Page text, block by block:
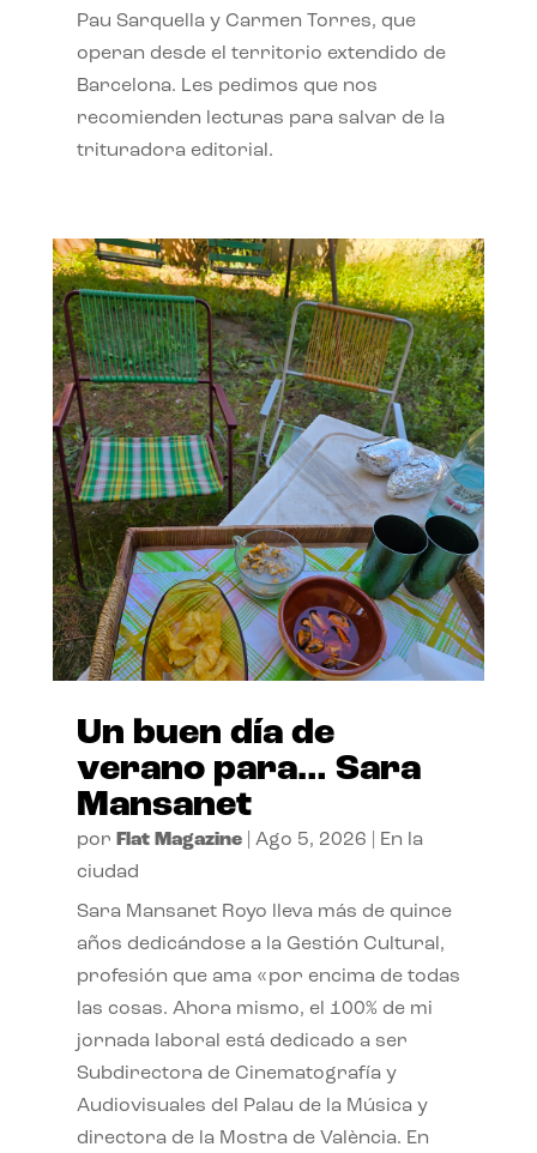
Pau Sarquella y Carmen Torres, que
operan desde el territorio extendido de
Barcelona. Les pedimos que nos
recomienden lecturas para salvar de la
trituradora editorial.
Un buen día de
verano para… Sara
Mansanet
por Flat Magazine| Ago 5, 2026
En la
ciudad
Sara Mansanet Royo lleva más de quince
años dedicándose a la Gestión Cultural,
profesión que ama «por encima de todas
las cosas. Ahora mismo, el 100% de mi
jornada laboral está dedicado a ser
Subdirectora de Cinematografía y
Audiovisuales del Palau de la Música y
directora de la Mostra de València. En